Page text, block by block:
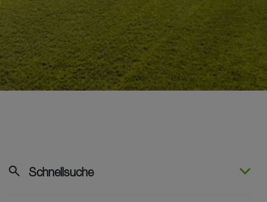
search Schnellsuche